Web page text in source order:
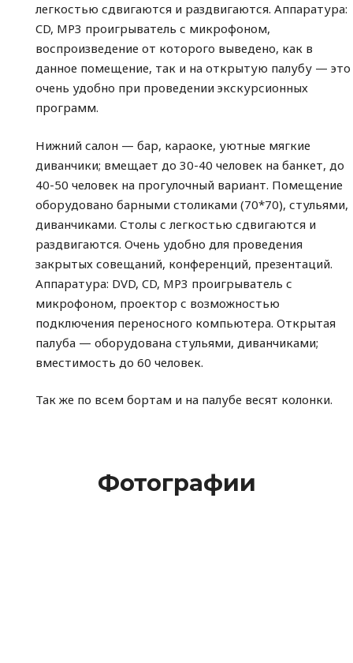
легкостью сдвигаются и раздвигаются. Аппаратура:
CD, MP3 проигрыватель с микрофоном,
воспроизведение от которого выведено, как в
данное помещение, так и на открытую палубу — это
очень удобно при проведении экскурсионных
программ.
Нижний салон — бар, караоке, уютные мягкие
диванчики; вмещает до 30-40 человек на банкет, до
40-50 человек на прогулочный вариант. Помещение
оборудовано барными столиками (70*70), стульями,
диванчиками. Столы с легкостью сдвигаются и
раздвигаются. Очень удобно для проведения
закрытых совещаний, конференций, презентаций.
Аппаратура: DVD, CD, MP3 проигрыватель с
микрофоном, проектор с возможностью
подключения переносного компьютера. Открытая
палуба — оборудована стульями, диванчиками;
вместимость до 60 человек.
Так же по всем бортам и на палубе весят колонки.
Фотографии